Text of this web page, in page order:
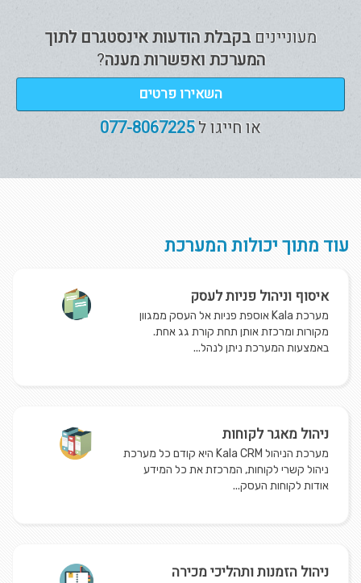
מעונייניםבקבלת הודעות אינסטגרם לתוך
המערכת ואפשרות מענה?
השאירו פרטים
או חייגו ל077-8067225
עוד מתוך יכולות המערכת
איסוף וניהול פניות לעסק
מערכת Kala אוספת פניות אל העסק ממגוון
מקורות ומרכזת אותן תחת קורת גג אחת.
באמצעות המערכת ניתן לנהל...
ניהול מאגר לקוחות
מערכת הניהול Kala CRM היא קודם כל מערכת
ניהול קשרי לקוחות, המרכזת את כל המידע
אודות לקוחות העסק...
ניהול הזמנות ותהליכי מכירה